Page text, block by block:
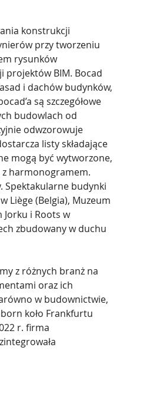
konstrukcji
przy tworzeniu
rysunków
projektów BIM. Bocad
i dachów budynków,
są szczegółowe
budowlach od
odwzorowuje
listy składające
mogą być wytworzone,
z harmonogramem.
Spektakularne budynki
Liège (Belgia), Muzeum
i Roots w
zbudowany w duchu
z różnych branż na
oraz ich
w budownictwie,
koło Frankfurtu
r. firma